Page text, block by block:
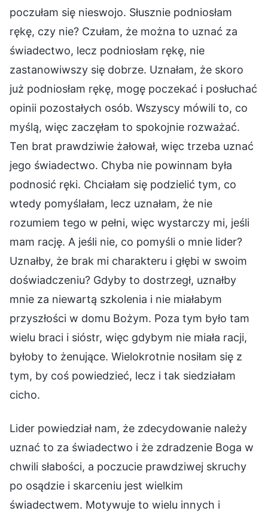
poczułam się nieswojo. Słusznie podniosłam
rękę, czy nie? Czułam, że można to uznać za
świadectwo, lecz podniosłam rękę, nie
zastanowiwszy się dobrze. Uznałam, że skoro
już podniosłam rękę, mogę poczekać i posłuchać
opinii pozostałych osób. Wszyscy mówili to, co
myślą, więc zaczęłam to spokojnie rozważać.
Ten brat prawdziwie żałował, więc trzeba uznać
jego świadectwo. Chyba nie powinnam była
podnosić ręki. Chciałam się podzielić tym, co
wtedy pomyślałam, lecz uznałam, że nie
rozumiem tego w pełni, więc wystarczy mi, jeśli
mam rację. A jeśli nie, co pomyśli o mnie lider?
Uznałby, że brak mi charakteru i głębi w swoim
doświadczeniu? Gdyby to dostrzegł, uznałby
mnie za niewartą szkolenia i nie miałabym
przyszłości w domu Bożym. Poza tym było tam
wielu braci i sióstr, więc gdybym nie miała racji,
byłoby to żenujące. Wielokrotnie nosiłam się z
tym, by coś powiedzieć, lecz i tak siedziałam
cicho.
Lider powiedział nam, że zdecydowanie należy
uznać to za świadectwo i że zdradzenie Boga w
chwili słabości, a poczucie prawdziwej skruchy
po osądzie i skarceniu jest wielkim
świadectwem. Motywuje to wielu innych i